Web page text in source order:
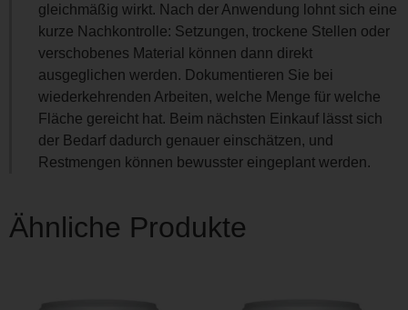
gleichmäßig wirkt. Nach der Anwendung lohnt sich eine
kurze Nachkontrolle: Setzungen, trockene Stellen oder
verschobenes Material können dann direkt
ausgeglichen werden. Dokumentieren Sie bei
wiederkehrenden Arbeiten, welche Menge für welche
Fläche gereicht hat. Beim nächsten Einkauf lässt sich
der Bedarf dadurch genauer einschätzen, und
Restmengen können bewusster eingeplant werden.
Ähnliche Produkte